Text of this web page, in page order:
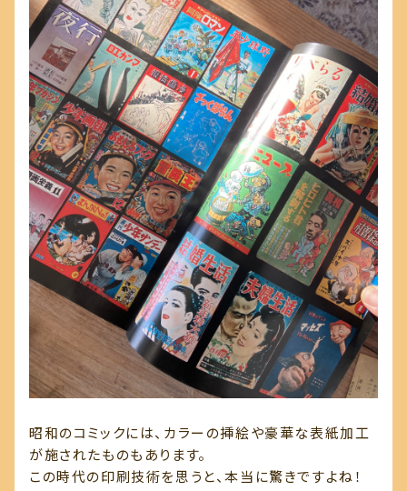
昭和のコミックには、カラーの挿絵や豪華な表紙加工
が施されたものもあります。
この時代の印刷技術を思うと、本当に驚きですよね！